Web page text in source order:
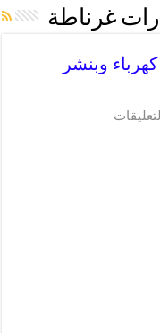
غرناطة
كراج كهرباء وبنشر